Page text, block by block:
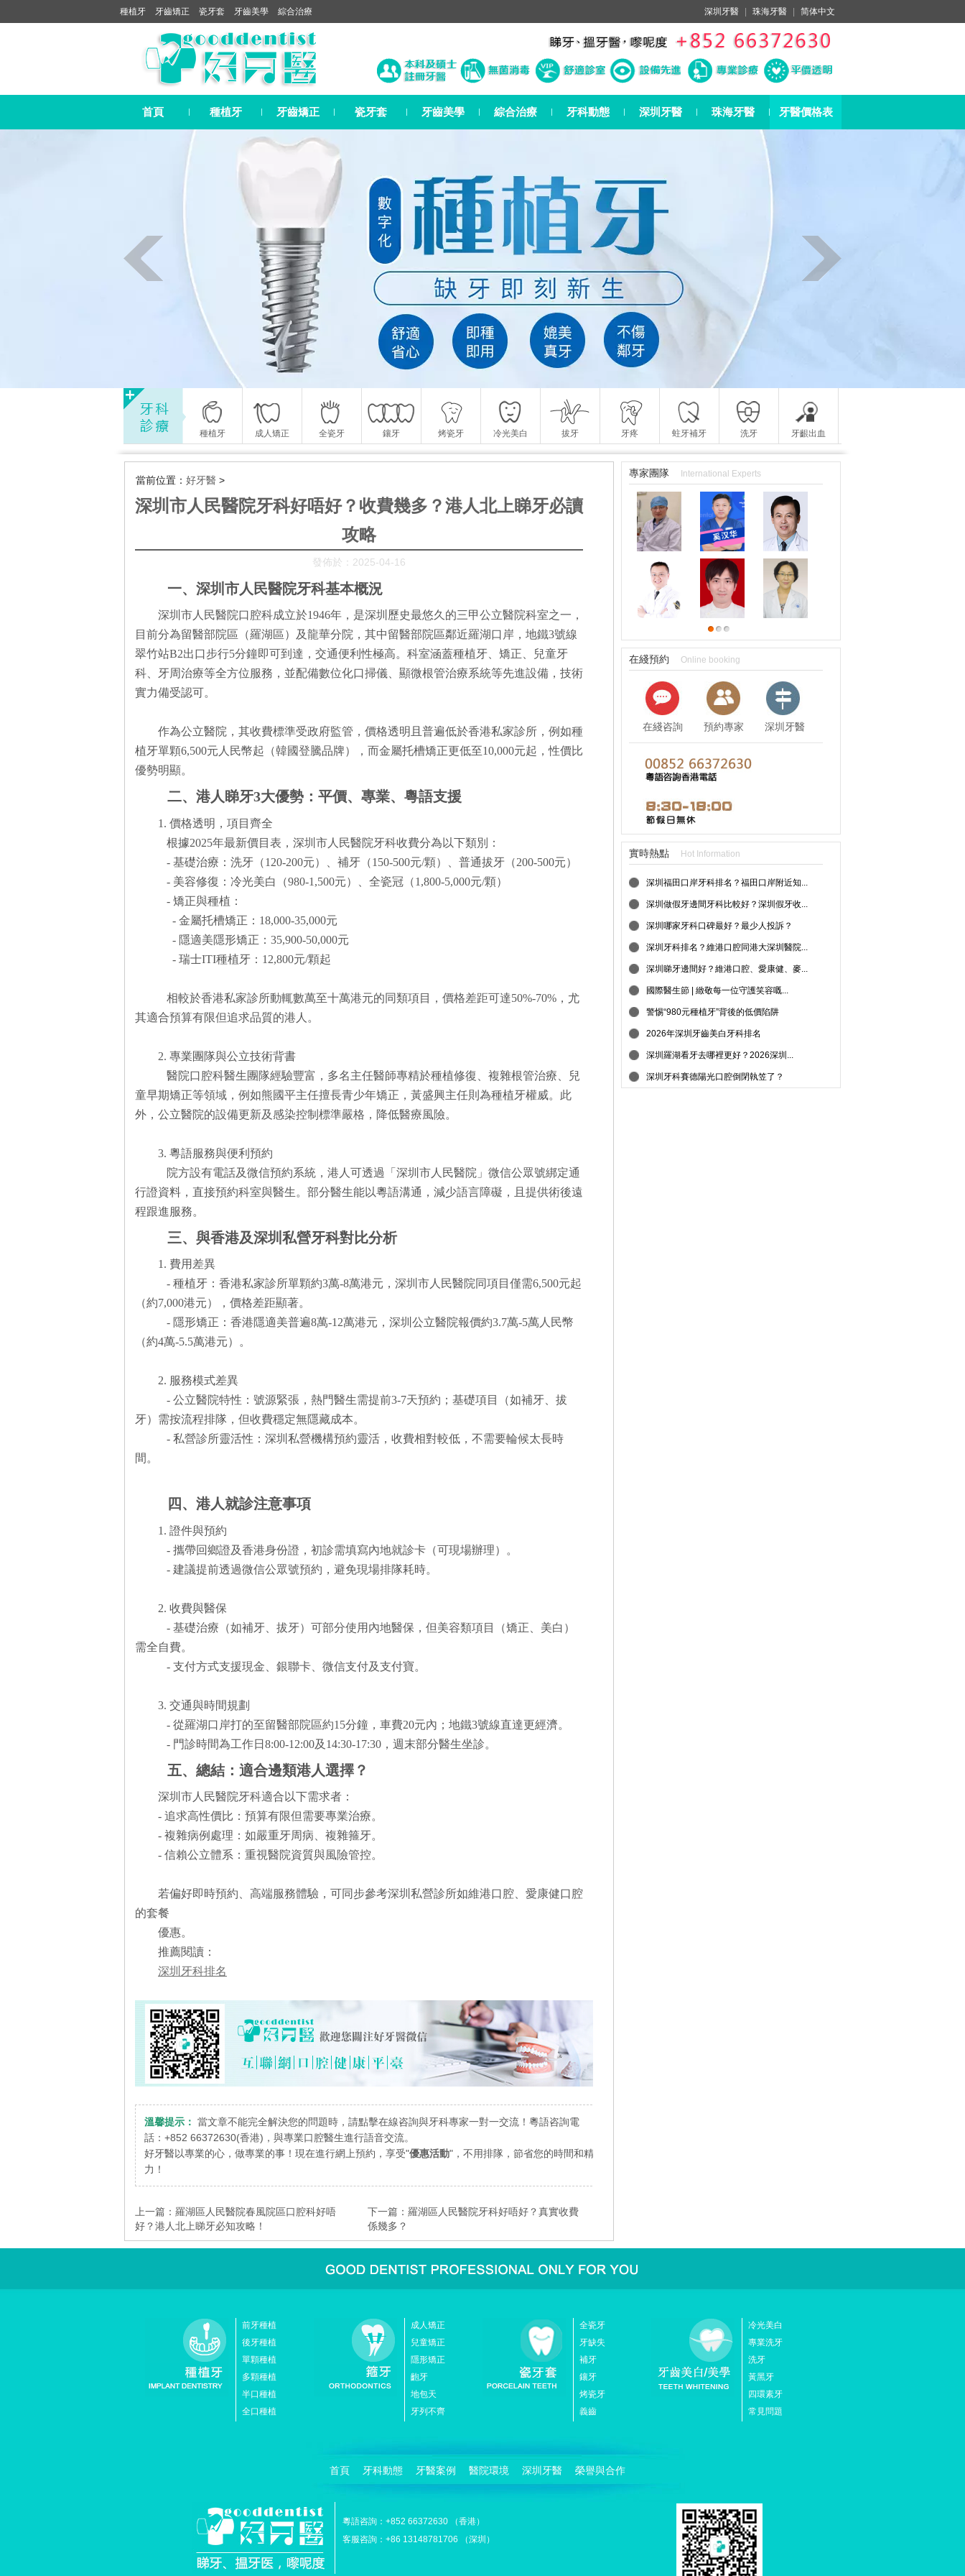
種植牙 牙齒矯正 瓷牙套 牙齒美學 綜合治療 深圳牙醫 珠海牙醫 简体中文
首頁 種植牙 牙齒矯正 瓷牙套 牙齒美學 綜合治療 牙科動態 深圳牙醫 珠海牙醫 牙醫價格表
種植牙 成人矯正 全瓷牙 鑲牙 烤瓷牙 冷光美白 拔牙 牙疼 蛀牙補牙 洗牙 牙齦出血
當前位置： 好牙醫 >
深圳市人民醫院牙科好唔好？收費幾多？港人北上睇牙必讀
攻略
發佈於：2025-04-16
一、深圳市人民醫院牙科基本概況
深圳市人民醫院口腔科成立於1946年，是深圳歷史最悠久的三甲公立醫院科室之一，
目前分為留醫部院區（羅湖區）及龍華分院，其中留醫部院區鄰近羅湖口岸，地鐵3號線
翠竹站B2出口步行5分鐘即可到達，交通便利性極高。科室涵蓋種植牙、矯正、兒童牙
科、牙周治療等全方位服務，並配備數位化口掃儀、顯微根管治療系統等先進設備，技術
實力備受認可。
作為公立醫院，其收費標準受政府監管，價格透明且普遍低於香港私家診所，例如種
植牙單顆6,500元人民幣起（韓國登騰品牌），而金屬托槽矯正更低至10,000元起，性價比
優勢明顯。
二、港人睇牙3大優勢：平價、專業、粵語支援
1. 價格透明，項目齊全
根據2025年最新價目表，深圳市人民醫院牙科收費分為以下類別：
- 基礎治療：洗牙（120-200元）、補牙（150-500元/顆）、普通拔牙（200-500元）
- 美容修復：冷光美白（980-1,500元）、全瓷冠（1,800-5,000元/顆）
- 矯正與種植：
- 金屬托槽矯正：18,000-35,000元
- 隱適美隱形矯正：35,900-50,000元
- 瑞士ITI種植牙：12,800元/顆起
相較於香港私家診所動輒數萬至十萬港元的同類項目，價格差距可達50%-70%，尤
其適合預算有限但追求品質的港人。
2. 專業團隊與公立技術背書
醫院口腔科醫生團隊經驗豐富，多名主任醫師專精於種植修復、複雜根管治療、兒
童早期矯正等領域，例如熊國平主任擅長青少年矯正，黃盛興主任則為種植牙權威。此
外，公立醫院的設備更新及感染控制標準嚴格，降低醫療風險。
3. 粵語服務與便利預約
院方設有電話及微信預約系統，港人可透過「深圳市人民醫院」微信公眾號綁定通
行證資料，直接預約科室與醫生。部分醫生能以粵語溝通，減少語言障礙，且提供術後遠
程跟進服務。
三、與香港及深圳私營牙科對比分析
1. 費用差異
- 種植牙：香港私家診所單顆約3萬-8萬港元，深圳市人民醫院同項目僅需6,500元起
（約7,000港元），價格差距顯著。
- 隱形矯正：香港隱適美普遍8萬-12萬港元，深圳公立醫院報價約3.7萬-5萬人民幣
（約4萬-5.5萬港元）。
2. 服務模式差異
- 公立醫院特性：號源緊張，熱門醫生需提前3-7天預約；基礎項目（如補牙、拔
牙）需按流程排隊，但收費穩定無隱藏成本。
- 私營診所靈活性：深圳私營機構預約靈活，收費相對較低，不需要輪候太長時
間。
四、港人就診注意事項
1. 證件與預約
- 攜帶回鄉證及香港身份證，初診需填寫內地就診卡（可現場辦理）。
- 建議提前透過微信公眾號預約，避免現場排隊耗時。
2. 收費與醫保
- 基礎治療（如補牙、拔牙）可部分使用內地醫保，但美容類項目（矯正、美白）
需全自費。
- 支付方式支援現金、銀聯卡、微信支付及支付寶。
3. 交通與時間規劃
- 從羅湖口岸打的至留醫部院區約15分鐘，車費20元內；地鐵3號線直達更經濟。
- 門診時間為工作日8:00-12:00及14:30-17:30，週末部分醫生坐診。
五、總結：適合邊類港人選擇？
深圳市人民醫院牙科適合以下需求者：
- 追求高性價比：預算有限但需要專業治療。
- 複雜病例處理：如嚴重牙周病、複雜箍牙。
- 信賴公立體系：重視醫院資質與風險管控。
若偏好即時預約、高端服務體驗，可同步參考深圳私營診所如維港口腔、愛康健口腔
的套餐
優惠。
推薦閱讀：
深圳牙科排名
溫馨提示： 當文章不能完全解決您的問題時，請點擊在線咨詢與牙科專家一對一交流！粵語咨詢電
話：+852 66372630(香港)，與專業口腔醫生進行語音交流。
好牙醫以專業的心，做專業的事！現在進行網上預約，享受"優惠活動"，不用排隊，節省您的時間和精
力！
上一篇： 羅湖區人民醫院春風院區口腔科好唔
好？港人北上睇牙必知攻略！
下一篇：羅湖區人民醫院牙科好唔好？真實收費
係幾多？
專家團隊 International Experts
在綫預約 Online booking
在綫咨詢 預約專家
深圳牙醫
實時熱點 Hot Information
深圳福田口岸牙科排名？福田口岸附近知...
深圳做假牙邊間牙科比較好？深圳假牙收...
深圳哪家牙科口碑最好？最少人投訴？
深圳牙科排名？維港口腔同港大深圳醫院...
深圳睇牙邊間好？維港口腔、愛康健、麥...
國際醫生節 | 緻敬每一位守護笑容嘅...
警惕“980元種植牙”背後的低價陷阱
2026年深圳牙齒美白牙科排名
深圳羅湖看牙去哪裡更好？2026深圳...
深圳牙科賽德陽光口腔倒閉執笠了？
前牙種植
後牙種植
單顆種植
多顆種植
半口種植
全口種植
成人矯正
兒童矯正
隱形矯正
齙牙
地包天
牙列不齊
全瓷牙
牙缺失
補牙
鑲牙
烤瓷牙
義齒
冷光美白
專業洗牙
洗牙
黃黑牙
四環素牙
常見問題
首頁 牙科動態 牙醫案例 醫院環境 深圳牙醫 榮譽與合作
粵語咨詢：+852 66372630 （香港）
客服咨詢：+86 13148781706 （深圳）